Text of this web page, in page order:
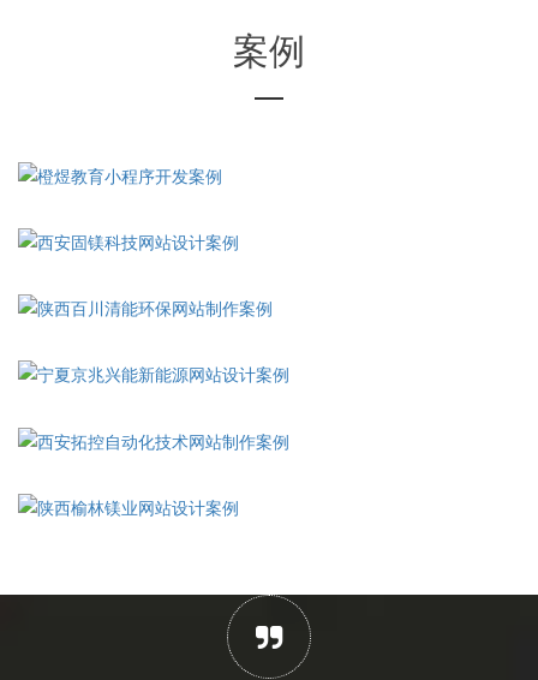
案例
西安拓控自动化技术网站制作案例
陕西榆林镁业网站设计案例